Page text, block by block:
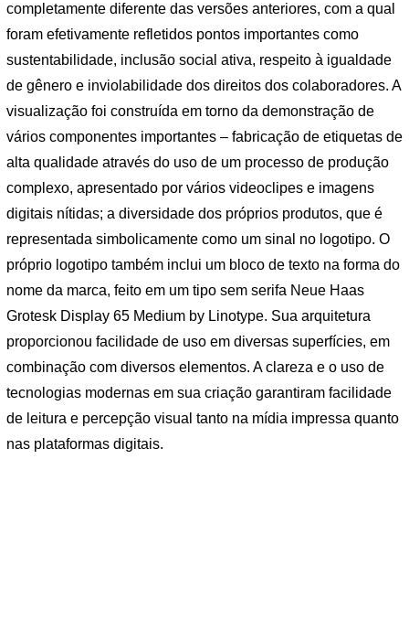
completamente diferente das versões anteriores, com a qual
foram efetivamente refletidos pontos importantes como
sustentabilidade, inclusão social ativa, respeito à igualdade
de gênero e inviolabilidade dos direitos dos colaboradores. A
visualização foi construída em torno da demonstração de
vários componentes importantes – fabricação de etiquetas de
alta qualidade através do uso de um processo de produção
complexo, apresentado por vários videoclipes e imagens
digitais nítidas; a diversidade dos próprios produtos, que é
representada simbolicamente como um sinal no logotipo. O
próprio logotipo também inclui um bloco de texto na forma do
nome da marca, feito em um tipo sem serifa Neue Haas
Grotesk Display 65 Medium by Linotype. Sua arquitetura
proporcionou facilidade de uso em diversas superfícies, em
combinação com diversos elementos. A clareza e o uso de
tecnologias modernas em sua criação garantiram facilidade
de leitura e percepção visual tanto na mídia impressa quanto
nas plataformas digitais.